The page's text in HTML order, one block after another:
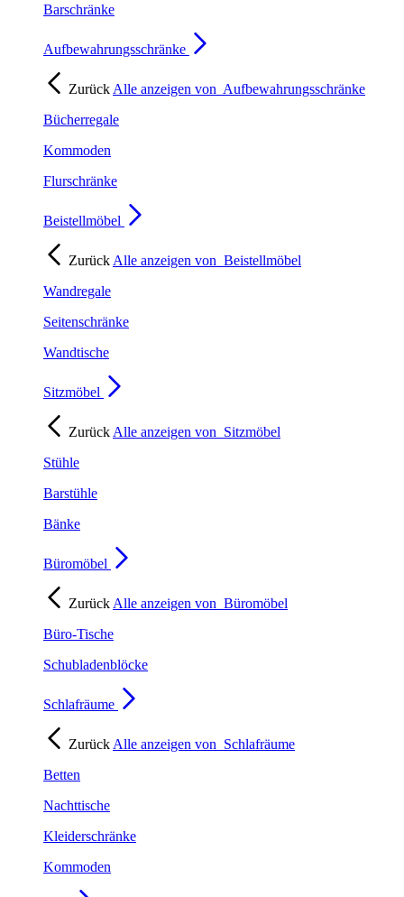
Barschränke
Aufbewahrungsschränke
Zurück Alle anzeigen von Aufbewahrungsschränke
Bücherregale
Kommoden
Flurschränke
Beistellmöbel
Zurück Alle anzeigen von Beistellmöbel
Wandregale
Seitenschränke
Wandtische
Sitzmöbel
Zurück Alle anzeigen von Sitzmöbel
Stühle
Barstühle
Bänke
Büromöbel
Zurück Alle anzeigen von Büromöbel
Büro-Tische
Schubladenblöcke
Schlafräume
Zurück Alle anzeigen von Schlafräume
Betten
Nachttische
Kleiderschränke
Kommoden